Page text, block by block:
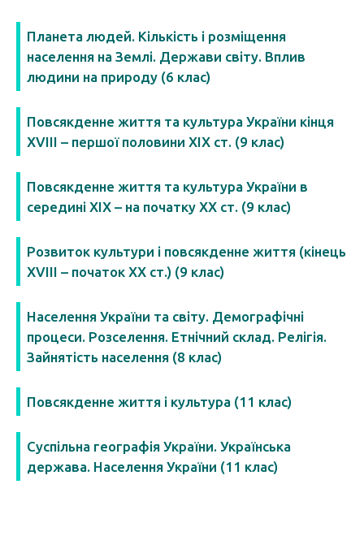
Планета людей. Кількість і розміщення
населення на Землі. Держави світу. Вплив
людини на природу (6 клас)
Повсякденне життя та культура України кінця
XVIII – першої половини XIX ст. (9 клас)
Повсякденне життя та культура України в
середині ХІХ – на початку ХХ ст. (9 клас)
Розвиток культури і повсякденне життя (кінець
XVIII – початок XX ст.) (9 клас)
Населення України та світу. Демографічні
процеси. Розселення. Етнічний склад. Релігія.
Зайнятість населення (8 клас)
Повсякденне життя і культура (11 клас)
Суспільна географія України. Українська
держава. Населення України (11 клас)